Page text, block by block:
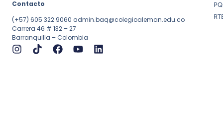
Contacto
(+57) 605 322 9060 admin.baq@colegioaleman.edu.co
Carrera 46 # 132 – 27
Barranquilla – Colombia